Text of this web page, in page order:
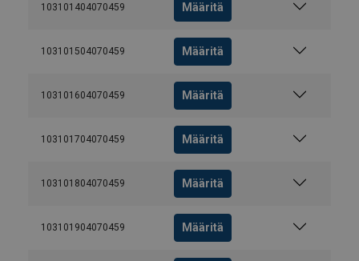
103101404070459 Määritä
103101504070459 Määritä
103101604070459 Määritä
103101704070459 Määritä
103101804070459 Määritä
103101904070459 Määritä